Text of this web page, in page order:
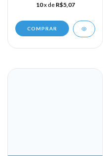
10x de R$5,07
COMPRAR